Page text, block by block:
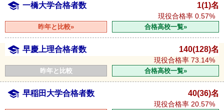
一橋大学合格者数 1(1)名
現役合格率 0.57%
昨年と比較» 合格高校一覧»
早慶上理合格者数 140(128)名
現役合格率 73.14%
昨年と比較 合格高校一覧»
早稲田大学合格者数 40(36)名
現役合格率 20.57%